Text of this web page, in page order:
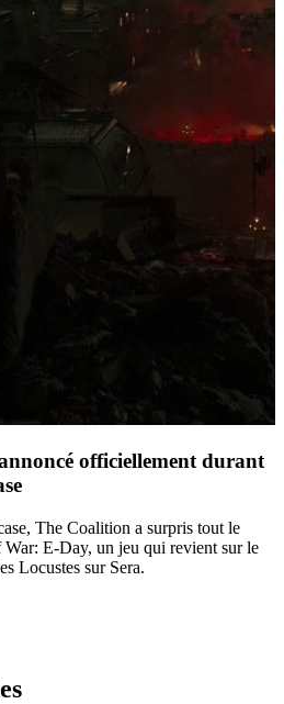
officiellement durant
The Coalition a surpris tout le
E-Day, un jeu qui revient sur le
Locustes sur Sera.